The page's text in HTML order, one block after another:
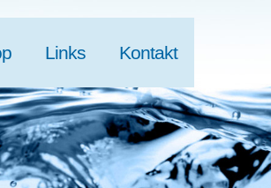
Links Kontakt